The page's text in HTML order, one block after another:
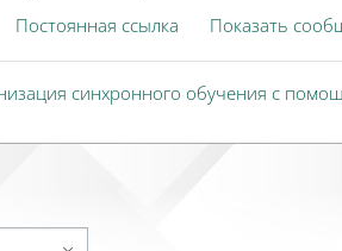
Постоянная ссылка
Показать
синхронного обучения с